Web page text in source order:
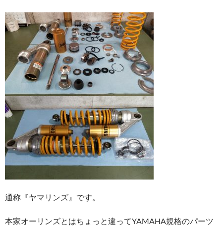
通称『ヤマリンズ』です。
本家オーリンズとはちょっと違ってYAMAHA規格のパーツ